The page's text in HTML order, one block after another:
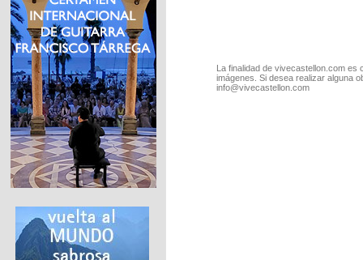
La finalidad de vivecastellon.com
imágenes. Si desea realizar alguna
info@vivecastellon.com